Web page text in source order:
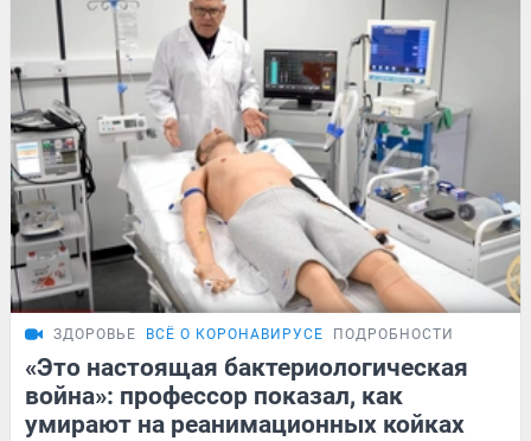
ЗДОРОВЬЕ ВСЁ О КОРОНАВИРУСЕ ПОДРОБНОСТИ
«Это настоящая бактериологическая
война»: профессор показал, как
умирают на реанимационных койках